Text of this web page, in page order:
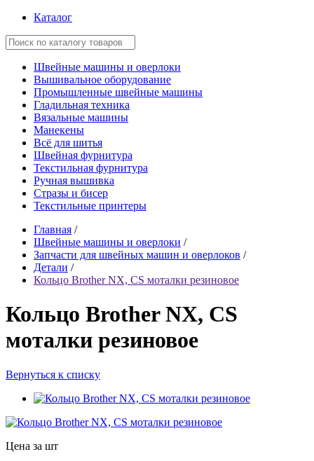
Каталог
Швейные машины и оверлоки
Вышивальное оборудование
Промышленные швейные машины
Гладильная техника
Вязальные машины
Манекены
Всё для шитья
Швейная фурнитура
Текстильная фурнитура
Ручная вышивка
Стразы и бисер
Текстильные принтеры
Главная /
Швейные машины и оверлоки /
Запчасти для швейных машин и оверлоков /
Детали /
Кольцо Brother NX, CS моталки резиновое
Кольцо Brother NX, CS
моталки резиновое
Вернуться к списку
Цена за шт